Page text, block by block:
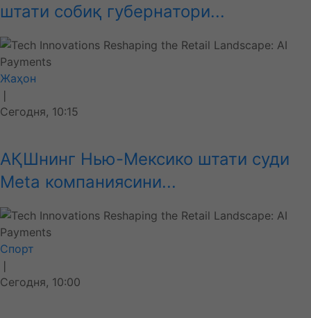
штати собиқ губернатори...
Жаҳон
❘
Сегодня, 10:15
АҚШнинг Нью-Мексико штати суди
Meta компаниясини...
Спорт
❘
Сегодня, 10:00